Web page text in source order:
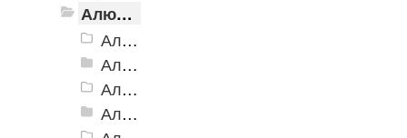
Алюминиевая полоса с резиновыми вставками
Алюминиевая Полоса с резиновой вставкой АП-32 Евро, 2500мм
Алюминиевая Полоса с резиновой вставкой АП-40
Алюминиевая Полоса с резиновой вставкой АП-42 Евро, 2500мм
Алюминиевая Полоса с резиновой вставкой АП-46